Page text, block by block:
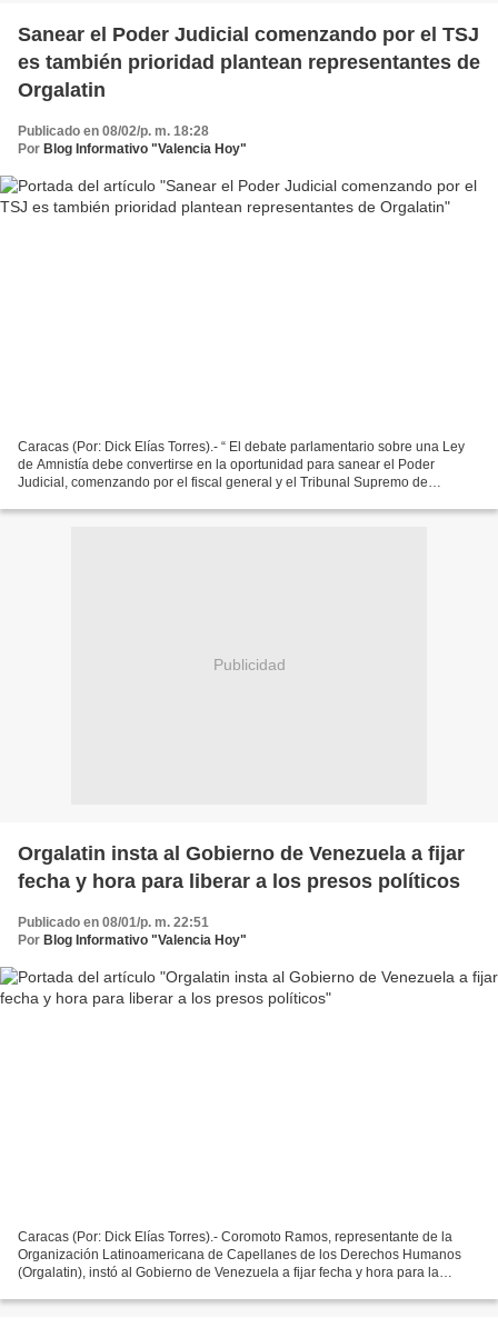
Sanear el Poder Judicial comenzando por el TSJ
es también prioridad plantean representantes de
Orgalatin
Publicado en 08/02/p. m. 18:28
Por Blog Informativo "Valencia Hoy"
Caracas (Por: Dick Elías Torres).- “ El debate parlamentario sobre una Ley
de Amnistía debe convertirse en la oportunidad para sanear el Poder
Judicial, comenzando por el fiscal general y el Tribunal Supremo de
Publicidad
Orgalatin insta al Gobierno de Venezuela a fijar
fecha y hora para liberar a los presos políticos
Publicado en 08/01/p. m. 22:51
Por Blog Informativo "Valencia Hoy"
Caracas (Por: Dick Elías Torres).- Coromoto Ramos, representante de la
Organización Latinoamericana de Capellanes de los Derechos Humanos
(Orgalatin), instó al Gobierno de Venezuela a fijar fecha y hora para la